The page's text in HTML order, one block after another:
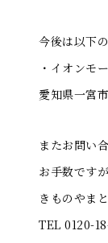
今後は以下
・イオンモ
愛知県一宮
またお問い
お手数です
きものやま
TEL 0120-